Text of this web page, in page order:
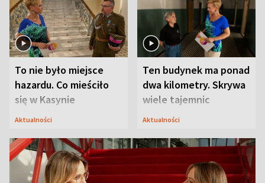
To nie było miejsce
hazardu. Co mieściło
się w Kasynie
Oficerskim?
Aktualności
Ten budynek ma ponad
dwa kilometry. Skrywa
wiele tajemnic
Aktualności